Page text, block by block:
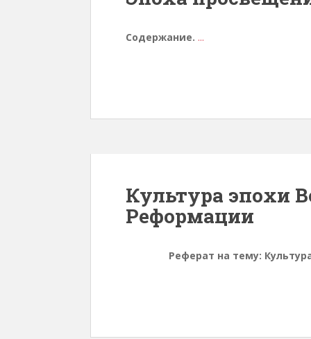
Содержание. ...
Культура эпохи
Реформации
Реферат на тему: